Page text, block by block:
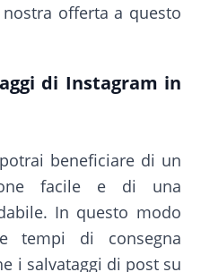
offerta a questo
di Instagram in
beneficiare di un
facile e di una
In questo modo
tempi di consegna
i salvataggi di post su